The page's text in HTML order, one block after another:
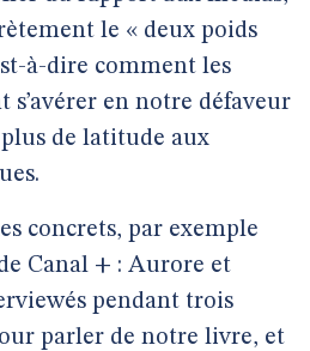
le « deux poids
à-dire comment les
s’avérer en notre défaveur
de latitude aux
concrets, par exemple
Canal + : Aurore et
pendant trois
parler de notre livre, et